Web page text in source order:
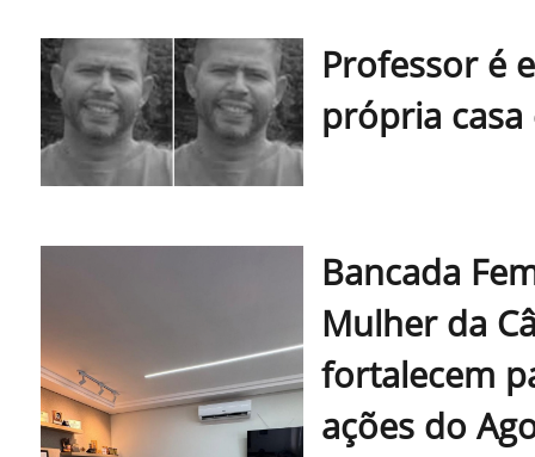
Professor é
própria
Bancada
Mulher da
fortalecem
ações do